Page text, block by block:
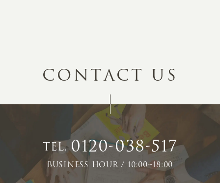
CONTACT US
TEL.0120-038-517
BUSINESS HOUR / 10:00~18:00